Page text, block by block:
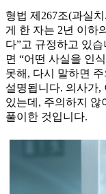
형법 제267조(과실
게 한 자는 2년 이하
다”고 규정하고 있
면 “어떤 사실을 인
못해, 다시 말하면
설명됩니다. 의사가,
있는데, 주의하지 않
풀이한 것입니다.